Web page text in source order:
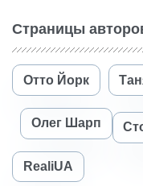
Страницы
Отто Йорк
Олег Шарп
RealiUA